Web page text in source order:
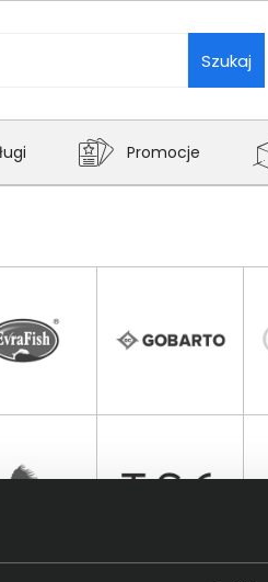
Szukaj
Promocje